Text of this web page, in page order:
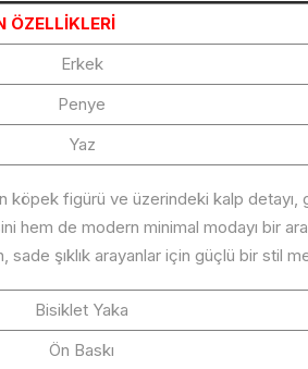
ÖZELLİKLERİ
Erkek
Penye
Yaz
figürü ve üzerindeki kalp detayı,
hem de modern minimal modayı bir
şıklık arayanlar için güçlü bir stil
Bisiklet Yaka
Ön Baskı